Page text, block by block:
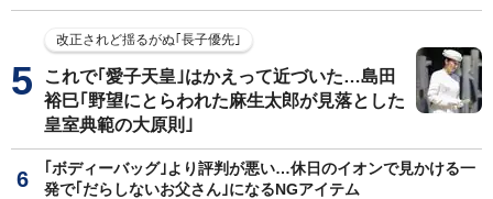
改正されど揺るがぬ｢長子優先｣
これで｢愛子天皇｣はかえって近づいた…島田
裕巳｢野望にとらわれた麻生太郎が見落とした
皇室典範の大原則｣
｢ボディーバッグ｣より評判が悪い…休日のイオンで見かける一
発で｢だらしないお父さん｣になるNGアイテム